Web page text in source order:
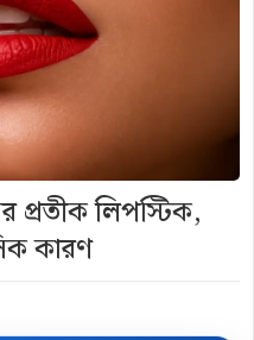
প্রতীক লিপস্টিক,
কারণ